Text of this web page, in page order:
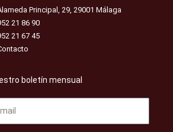
Principal, 29, 29001 Málaga
21 86 90
21 67 45
boletín mensual